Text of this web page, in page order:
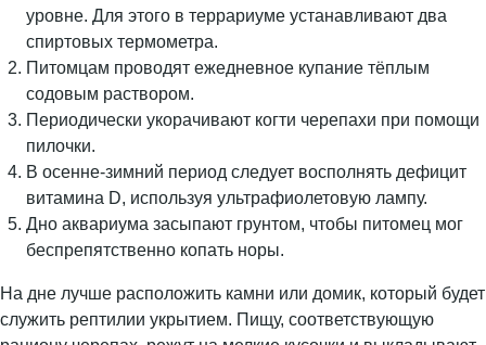
уровне. Для этого в террариуме устанавливают два
спиртовых термометра.
Питомцам проводят ежедневное купание тёплым
содовым раствором.
Периодически укорачивают когти черепахи при помощи
пилочки.
В осенне-зимний период следует восполнять дефицит
витамина D, используя ультрафиолетовую лампу.
Дно аквариума засыпают грунтом, чтобы питомец мог
беспрепятственно копать норы.
На дне лучше расположить камни или домик, который будет
служить рептилии укрытием. Пищу, соответствующую